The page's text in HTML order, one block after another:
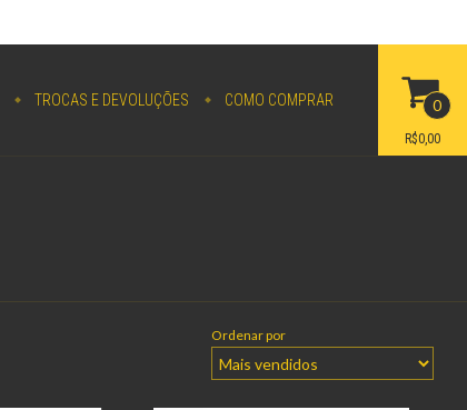
TROCAS E DEVOLUÇÕES COMO COMPRAR 0
R$0,00
Ordenar por